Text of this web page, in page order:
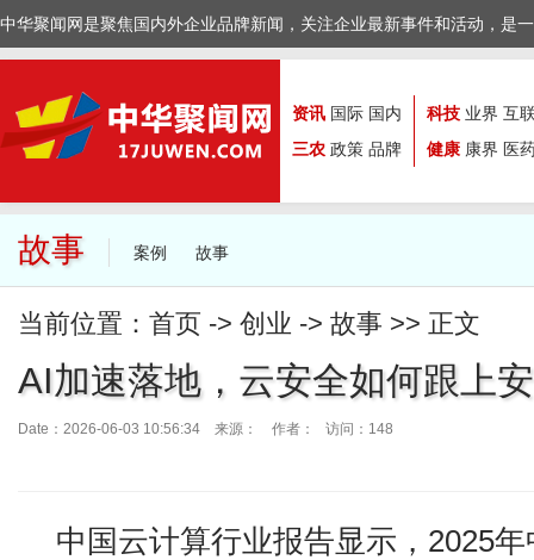
中华聚闻网是聚焦国内外企业品牌新闻，关注企业最新事件和活动，是
资讯 国际 国内
三农 政策 品牌
科技 业界 互
健康 康界 医
故事 案例 故事
当前位置： 首页 -> 创业 -> 故事 >> 正文
AI加速落地，云安全如何跟上
Date：2026-06-03 10:56:34 来源： 作者： 访问：148
中国云计算行业报告显示，2025